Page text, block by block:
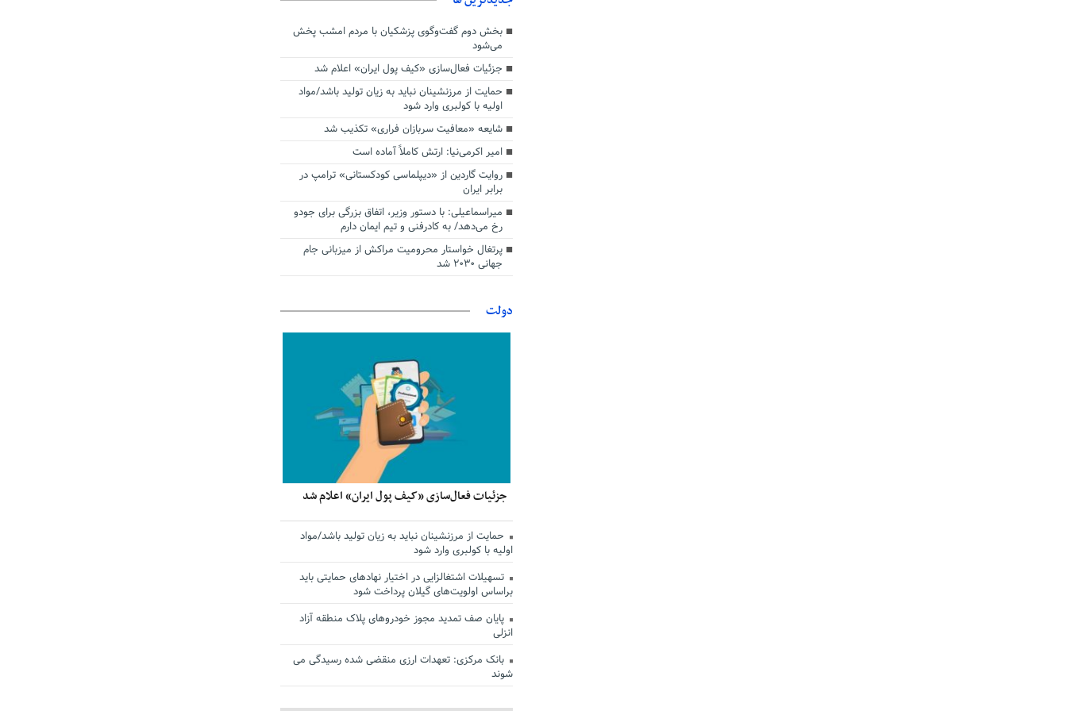
بخش دوم گفت‌وگوی پزشکیان با مردم امشب پخش
می‌شود
جزئیات فعال‌سازی «کیف پول ایران» اعلام شد
حمایت از مرزنشینان نباید به زیان تولید باشد/مواد
اولیه با کولبری وارد شود
شایعه «معافیت سربازان فراری» تکذیب شد
امیر اکرمی‌نیا: ارتش کاملاً آماده است
روایت گاردین از «دیپلماسی کودکستانی» ترامپ در
برابر ایران
میراسماعیلی: با دستور وزیر، اتفاق بزرگی برای جودو
رخ می‌دهد/ به کادرفنی و تیم ایمان دارم
پرتغال خواستار محرومیت مراکش از میزبانی جام
جهانی ۲۰۳۰ شد
دولت
جزئیات فعال‌سازی «کیف پول ایران» اعلام شد
حمایت از مرزنشینان نباید به زیان تولید باشد/مواد
اولیه با کولبری وارد شود
تسهیلات اشتغالزایی در اختیار نهادهای حمایتی باید
براساس اولویت‌های گیلان پرداخت شود
پایان صف تمدید مجوز خودروهای پلاک منطقه آزاد
انزلی
بانک مرکزی: تعهدات ارزی منقضی شده رسیدگی می
شوند